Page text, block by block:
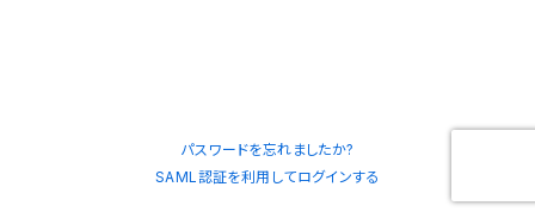
パスワードを忘れましたか?
SAML認証を利用してログインする